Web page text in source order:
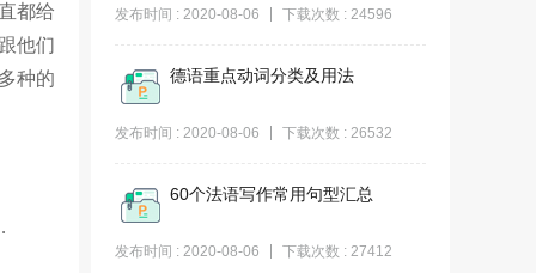
都给
他们
种的
发布时间 : 2020-08-06 下载次数 : 24596
德语重点动词分类及用法
发布时间 : 2020-08-06 下载次数 : 26532
60个法语写作常用句型汇总
发布时间 : 2020-08-06 下载次数 : 27412